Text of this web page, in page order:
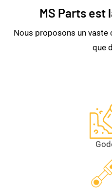
MS Parts est
Nous proposons un
que